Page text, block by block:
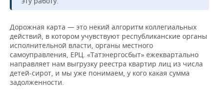
Дорожная карта — это некий алгоритм коллегиальных
действий, в котором учувствуют республиканские органы
исполнительной власти, органы местного
самоуправления, ЕРЦ. «Татэнергосбыт» ежеквартально
направляет нам выгрузку реестра квартир лиц из числа
детей-сирот, и мы уже понимаем, у кого какая сумма
задолженности.